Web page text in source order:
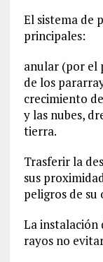
El sistema de
principales:
anular (por el
de los
crecimiento
y las nubes,
tierra.
Trasferir la
sus
peligros de
La instalación
rayos no